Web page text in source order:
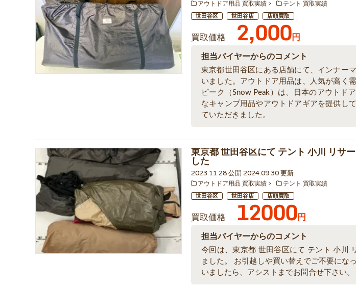
アウトドア用品 買取実績 テント 買取実績
世田谷区 世田谷店 店頭買取
買取価格 2,000円
担当バイヤーからのコメント
東京都世田谷区にある店舗にて、インナー
いました。アウトドア用品は、人気が高く
ピーク（Snow Peak）は、日本のアウトド
なキャンプ用品やアウトドアギアを提供し
ていただきました。
東京都 世田谷区にて テント 小川 リサ
した
2023.11.28 公開 2024.09.30 更新
アウトドア用品 買取実績 テント 買取実績
世田谷区 世田谷店 店頭買取
買取価格 12000円
担当バイヤーからのコメント
今回は、東京都 世田谷区にて テント 小川
ました。 お引越しや買い替えでご不要にな
いましたら、アシストまでお問合せ下さい。